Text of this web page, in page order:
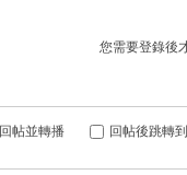
您需要登錄後
回帖並轉播 回帖後跳轉